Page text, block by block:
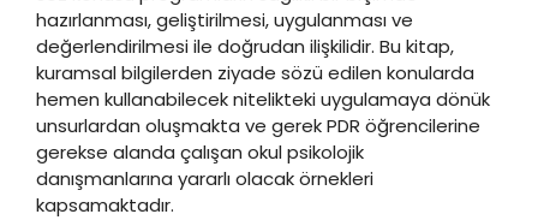
hazırlanması, geliştirilmesi, uygulanması ve
değerlendirilmesi ile doğrudan ilişkilidir. Bu kitap,
kuramsal bilgilerden ziyade sözü edilen konularda
hemen kullanabilecek nitelikteki uygulamaya dönük
unsurlardan oluşmakta ve gerek PDR öğrencilerine
gerekse alanda çalışan okul psikolojik
danışmanlarına yararlı olacak örnekleri
kapsamaktadır.